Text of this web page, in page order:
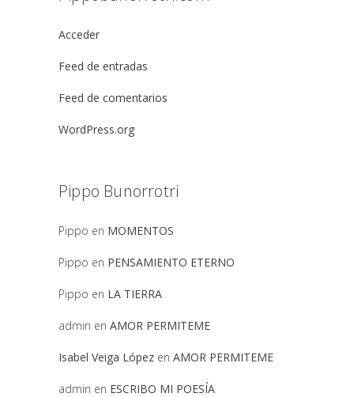
Acceder
Feed de entradas
Feed de comentarios
WordPress.org
Pippo Bunorrotri
Pippo en MOMENTOS
Pippo en PENSAMIENTO ETERNO
Pippo en LA TIERRA
admin en AMOR PERMITEME
Isabel Veiga López en AMOR PERMITEME
admin en ESCRIBO MI POESÍA